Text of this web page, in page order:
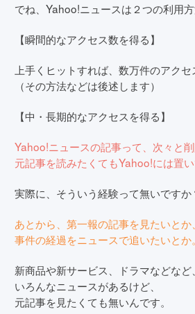
でね、Yahoo!ニュースは２つの利用方
【瞬間的なアクセス数を得る】
上手くヒットすれば、数万件のアクセ
（その方法などは後述します）
【中・長期的なアクセスを得る】
Yahoo!ニュースの記事って、次々と削
元記事を読みたくてもYahoo!には置い
実際に、そういう経験って無いですか
あとから、第一報の記事を見たいとか、
事件の経過をニュースで追いたいとか。
新商品や新サービス、ドラマなどなど、
いろんなニュースがあるけど、
元記事を見たくても無いんです。